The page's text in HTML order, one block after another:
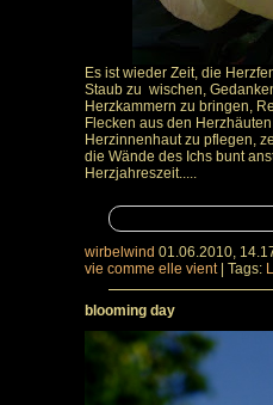
Es ist wieder Zeit, die
Staub zu wischen,
Herzkammern zu bringen,
Flecken aus den
Herzinnenhaut zu pflegen,
die Wände des Ichs bunt
Herzjahreszeit.....
wirbelwind 01.06.2010,
vie comme elle vient| Tags:
blooming day